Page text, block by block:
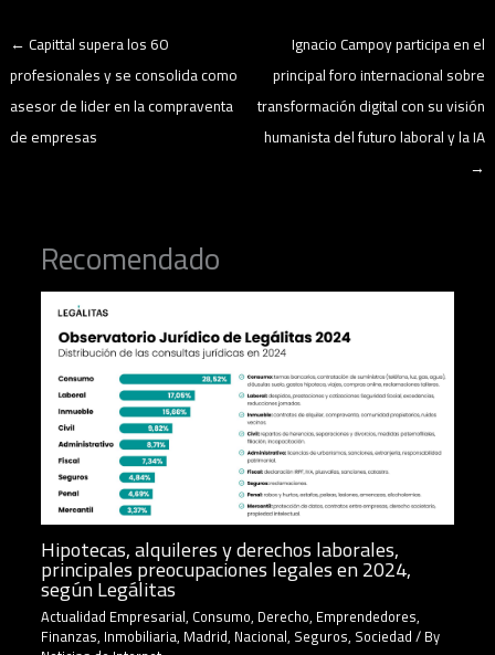
←Capittal supera los 60
profesionales y se consolida como
asesor de lider en la compraventa
de empresas
Ignacio Campoy participa en el
principal foro internacional sobre
transformación digital con su visión
humanista del futuro laboral y la IA
→
Recomendado
Hipotecas, alquileres y derechos laborales,
principales preocupaciones legales en 2024,
según Legálitas
Actualidad Empresarial, Consumo, Derecho, Emprendedores,
Finanzas, Inmobiliaria, Madrid, Nacional, Seguros, Sociedad/ By